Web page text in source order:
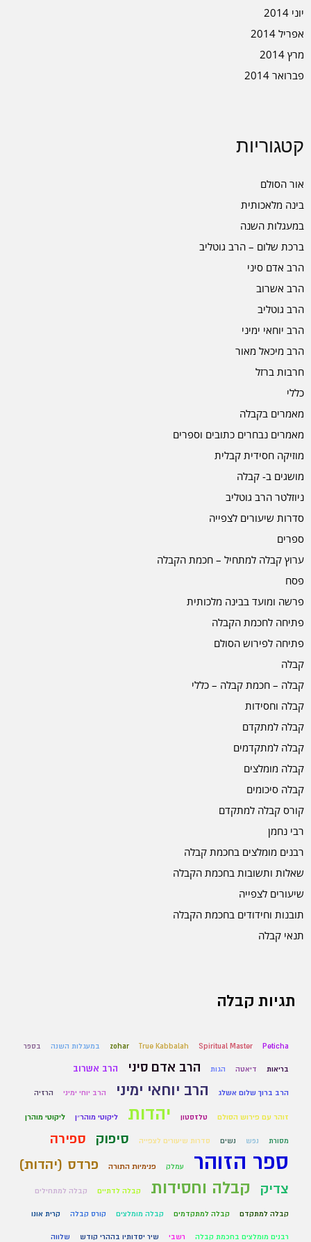
יוני 2014
אפריל 2014
מרץ 2014
פברואר 2014
קטגוריות
אור הסולם
בינה מלאכותית
במעגלות השנה
ברכת שלום – הרב גוטליב
הרב אדם סיני
הרב אשרוב
הרב גוטליב
הרב יוחאי ימיני
הרב מיכאל מאור
חרבות ברזל
כללי
מאמרים בקבלה
מאמרים נבחרים כתובים וספרים
מוזיקה חסידית קבלית
מושגים ב- קבלה
ניוזלטר הרב גוטליב
סדרות שיעורים לצפייה
ספרים
ערוץ קבלה למתחיל – חכמת הקבלה
פסח
פרשה ומועד בבינה מלכותית
פתיחה לחכמת הקבלה
פתיחה לפירוש הסולם
קבלה
קבלה – חכמת קבלה – כללי
קבלה וחסידות
קבלה למתקדם
קבלה למתקדמים
קבלה מומלצים
קבלה סיכומים
קורס קבלה למתקדם
רבי נחמן
רבנים מומלצים בחכמת קבלה
שאלות ותשובות בחכמת הקבלה
שיעורים לצפייה
תובנות וחידודים בחכמת הקבלה
תנאי קבלה
תגיות קבלה
Peticha
Spiritual Master
True Kabbalah
zohar במעגלות השנה בספר
בריאות דיאטה הגות הרב אדם סיני הרב אשרוב
הרב ברוך שלום אשלג הרב יוחאי ימיני הרב יוחי ימיני הרזיה
זוהר עם פירוש הסולם טלזסטון יהדות ליקוטי מוהר״ן ליקוטי מוהרן
מסורת נפש נשים סדרות שיעורים לצפייה סיפוק ספירה
ספר הזוהר עמלק פנימיות התורה
פרדס (יהדות)
צדיק
קבלה וחסידות קבלה לדתיים קבלה למתחילים
קבלה למתקדם קבלה למתקדמים קבלה מומלצים קורס קבלה קרית אונו
רבנים מומלצים בחכמת קבלה רשבי שיר יסדותיו בההרי קודש שלווה